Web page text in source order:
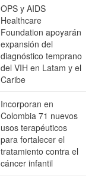
OPS y AIDS
Healthcare
Foundation apoyarán
expansión del
diagnóstico temprano
del VIH en Latam y el
Caribe
Incorporan en
Colombia 71 nuevos
usos terapéuticos
para fortalecer el
tratamiento contra el
cáncer infantil